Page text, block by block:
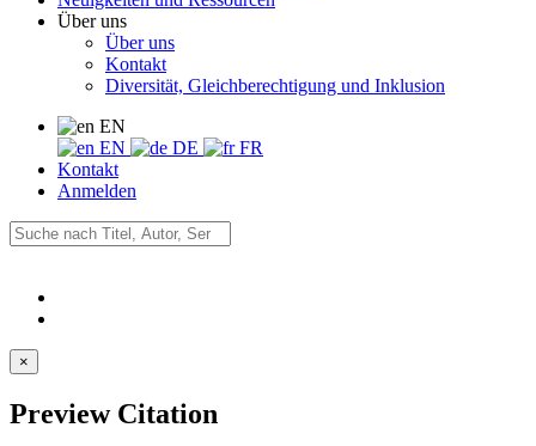
Über uns
Über uns
Kontakt
Diversität, Gleichberechtigung und Inklusion
EN
EN
DE
FR
Kontakt
Anmelden
×
Preview Citation